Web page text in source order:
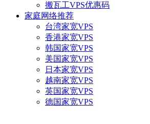
搬瓦工VPS优惠码
家庭网络推荐
台湾家宽VPS
香港家宽VPS
韩国家宽VPS
美国家宽VPS
日本家宽VPS
越南家宽VPS
英国家宽VPS
德国家宽VPS